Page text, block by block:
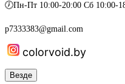
🕖Пн-Пт 10:00-20:00 Сб 10:00-
p7333383@gmail.com
colorvoid.by
Везде